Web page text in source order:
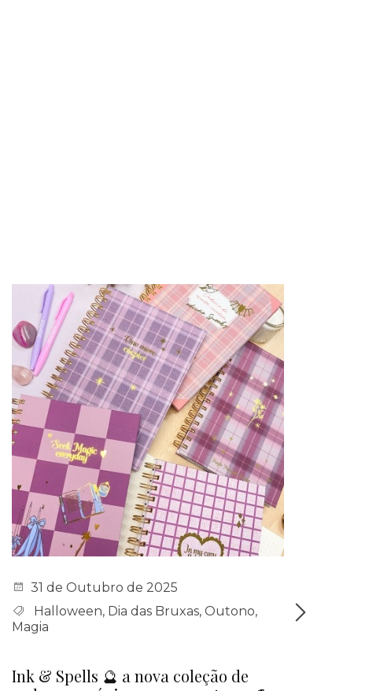
31 de Outubro de 2025
Halloween, Dia das Bruxas, Outono,
Magia
Ink & Spells 🔮 a nova coleção de